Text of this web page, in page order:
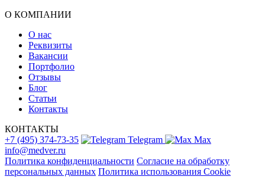
О КОМПАНИИ
О нас
Реквизиты
Вакансии
Портфолио
Отзывы
Блог
Статьи
Контакты
КОНТАКТЫ
+7 (495) 374-73-35
Telegram
Max
info@medver.ru
Политика конфиденциальности Согласие на обработку
персональных данных Политика использования Cookie